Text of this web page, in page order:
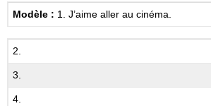
Modèle : 1. J’aime aller au cinéma.
2.
3.
4.